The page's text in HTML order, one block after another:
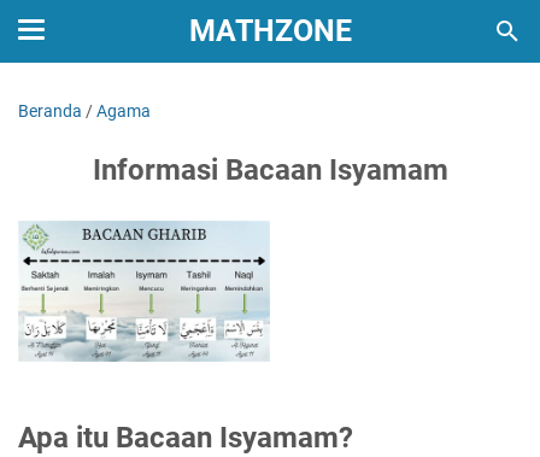
MATHZONE
Beranda /Agama
Informasi Bacaan Isyamam
Apa itu Bacaan Isyamam?